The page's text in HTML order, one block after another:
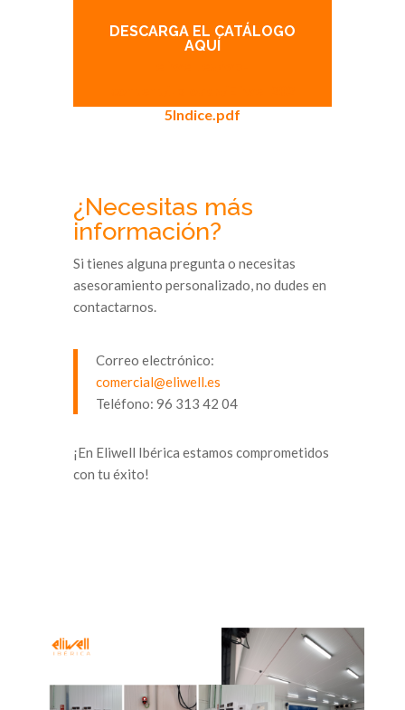
DESCARGA EL CATÁLOGO
AQUÍ
5Indice.pdf
¿Necesitas más
información?
Si tienes alguna pregunta o necesitas
asesoramiento personalizado, no dudes en
contactarnos.
Correo electrónico:
comercial@eliwell.es
Teléfono: 96 313 42 04
¡En Eliwell Ibérica estamos comprometidos
con tu éxito!